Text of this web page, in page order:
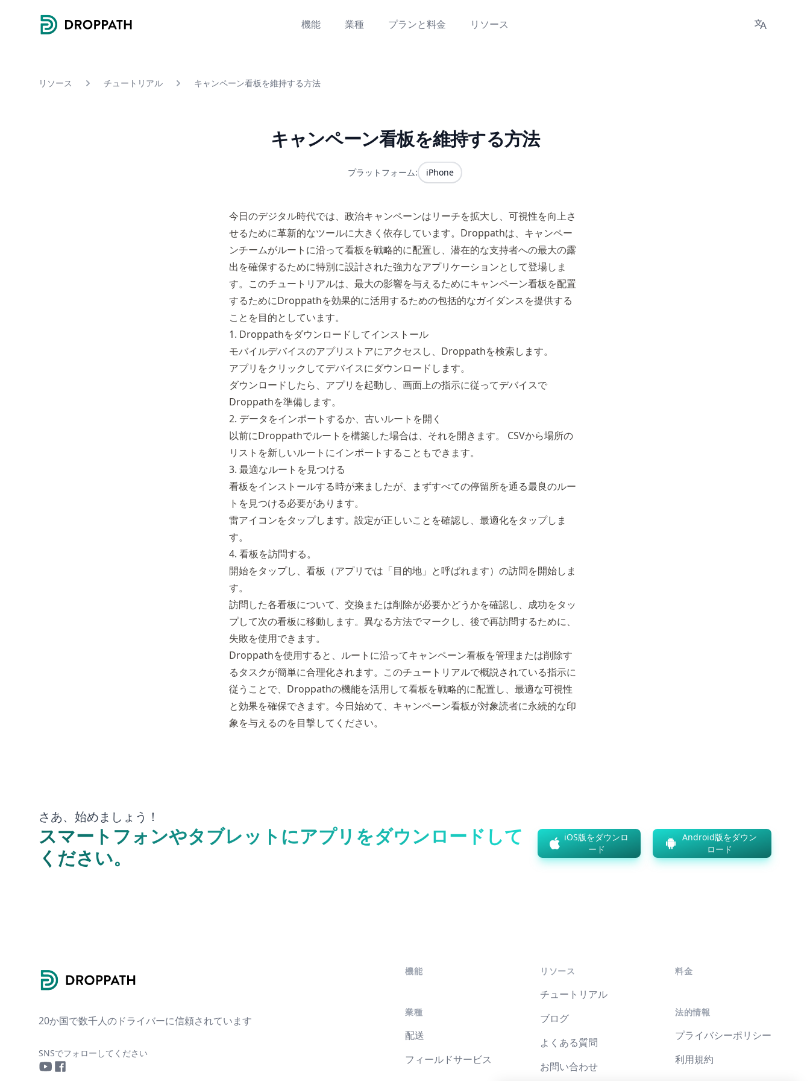
Droppath
機能 業種 プランと料金 リソース Languages
リソース チュートリアル キャンペーン看板を維持する方法
キャンペーン看板を維持する方法
プラットフォーム: iPhone
今日のデジタル時代では、政治キャンペーンはリーチを拡大し、可視性を向上さ
せるために革新的なツールに大きく依存しています。Droppathは、キャンペー
ンチームがルートに沿って看板を戦略的に配置し、潜在的な支持者への最大の露
出を確保するために特別に設計された強力なアプリケーションとして登場しま
す。このチュートリアルは、最大の影響を与えるためにキャンペーン看板を配置
するためにDroppathを効果的に活用するための包括的なガイダンスを提供する
ことを目的としています。
1. Droppathをダウンロードしてインストール
モバイルデバイスのアプリストアにアクセスし、Droppathを検索します。
アプリをクリックしてデバイスにダウンロードします。
ダウンロードしたら、アプリを起動し、画面上の指示に従ってデバイスで
Droppathを準備します。
2. データをインポートするか、古いルートを開く
以前にDroppathでルートを構築した場合は、それを開きます。 CSVから場所の
リストを新しいルートにインポートすることもできます。
3. 最適なルートを見つける
看板をインストールする時が来ましたが、まずすべての停留所を通る最良のルー
トを見つける必要があります。
雷アイコンをタップします。設定が正しいことを確認し、最適化をタップしま
す。
4. 看板を訪問する。
開始をタップし、看板（アプリでは「目的地」と呼ばれます）の訪問を開始しま
す。
訪問した各看板について、交換または削除が必要かどうかを確認し、成功をタッ
プして次の看板に移動します。異なる方法でマークし、後で再訪問するために、
失敗を使用できます。
Droppathを使用すると、ルートに沿ってキャンペーン看板を管理または削除す
るタスクが簡単に合理化されます。このチュートリアルで概説されている指示に
従うことで、Droppathの機能を活用して看板を戦略的に配置し、最適な可視性
と効果を確保できます。今日始めて、キャンペーン看板が対象読者に永続的な印
象を与えるのを目撃してください。
さあ、始めましょう！
スマートフォンやタブレットにアプリをダウンロードして
ください。
iOS版をダウンロ
ード
Android版をダウン
ロード
20か国で数千人のドライバーに信頼されています
SNSでフォローしてください
機能
業種
配送
フィールドサービス
リソース
チュートリアル
ブログ
よくある質問
お問い合わせ
料金
法的情報
プライバシーポリシー
利用規約